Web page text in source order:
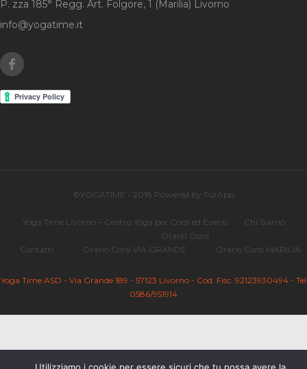
P. zza 185° Regg. Art. Folgore, 1 (Marilia) Livorno
info@yogatime.it
©YOGATIME - 2018 Powered by TurApp
Yoga Time Livorno – Centro Yoga per Corsi ed Eventi Chi Siamo
Contatti
Orario Corsi
Orario Corsi VIA GRANDE
Orario Corsi MARILIA
Yoga Time ASD - Via Grande 189 - 57123 Livorno - Cod. Fisc. 92123930494 - Tel
0586/951914